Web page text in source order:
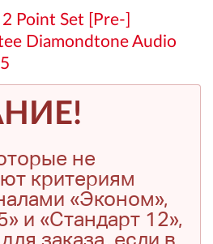
Point Set [Pre-]
Diamondtone Audio
не
критериям
«Эконом»,
и «Стандарт 12»,